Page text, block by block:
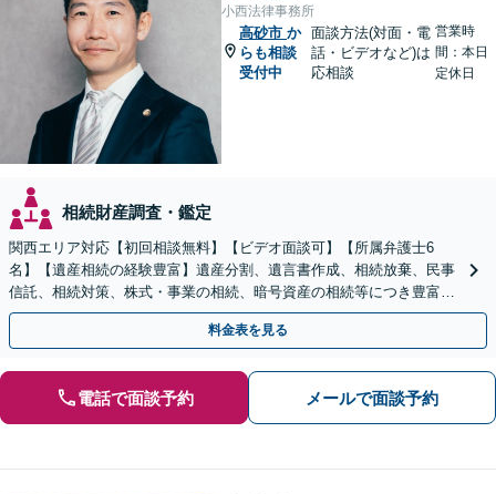
小西法律事務所
高砂市 か
らも相談
受付中
面談方法(対面・電
話・ビデオなど)は
応相談
営業時
間：本日
定休日
相続財産調査・鑑定
関西エリア対応【初回相談無料】【ビデオ面談可】【所属弁護士6
名】【遺産相続の経験豊富】遺産分割、遺言書作成、相続放棄、民事
信託、相続対策、株式・事業の相続、暗号資産の相続等につき豊富な
対応実績。【バリアフリー】【完全個室対応】
料金表を見る
電話で面談予約 メールで面談予約